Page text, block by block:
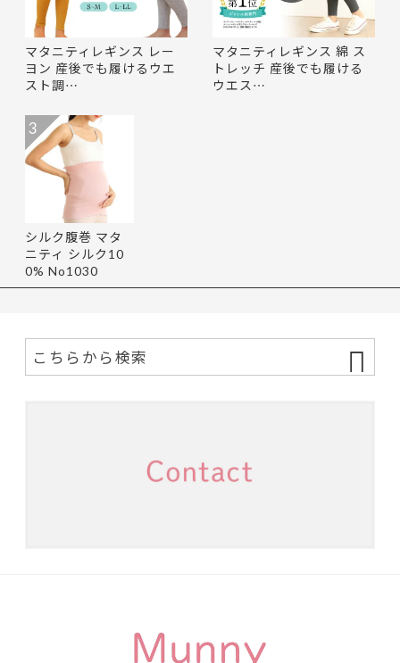
マタニティレギンス レー
ヨン 産後でも履けるウエ
スト調…
マタニティレギンス 綿 ス
トレッチ 産後でも履ける
ウエス…
シルク腹巻 マタ
ニティ シルク10
0% No1030
3